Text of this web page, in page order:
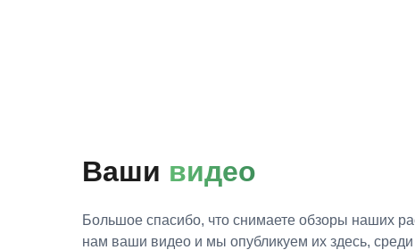
Ваши видео
Большое спасибо, что снимаете обзоры наших
нам ваши видео и мы опубликуем их здесь, среди